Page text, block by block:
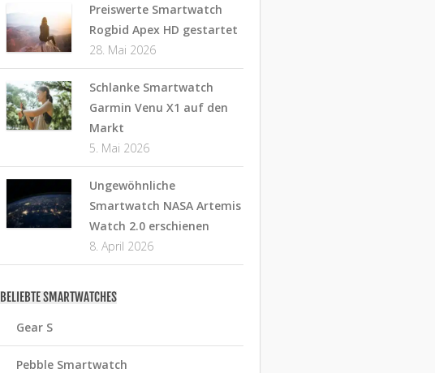
Preiswerte Smartwatch
Rogbid Apex HD gestartet
28. Mai 2026
Schlanke Smartwatch
Garmin Venu X1 auf den
Markt
5. Mai 2026
Ungewöhnliche
Smartwatch NASA Artemis
Watch 2.0 erschienen
8. April 2026
BELIEBTE SMARTWATCHES
Gear S
Pebble Smartwatch